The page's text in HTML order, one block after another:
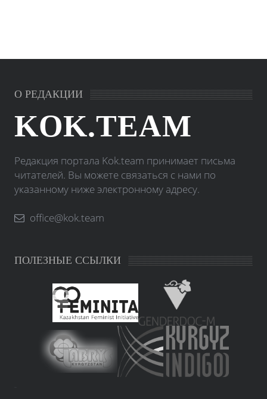
О РЕДАКЦИИ
KOK.TEAM
Редакция портала Kok.team принимает письма
читателей. Вы можете связаться с нами по
указанному ниже электронному адресу.
office@kok.team
ПОЛЕЗНЫЕ ССЫЛКИ